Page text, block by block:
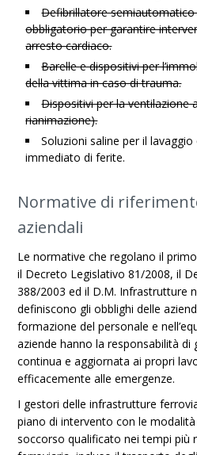
Defibrillatore semiautomatico
obbligatorio per garantire
arresto cardiaco.
Barelle e dispositivi per
della vittima in caso di trauma.
Dispositivi per la ventilazione
rianimazione).
Soluzioni saline per il
immediato di ferite.
Normative di
aziendali
Le normative che regolano il
il Decreto Legislativo 81/2008, il
388/2003 ed il D.M. Infrastrutture
definiscono gli obblighi delle
formazione del personale e
aziende hanno la responsabilità
continua e aggiornata ai propri
efficacemente alle emergenze.
I gestori delle infrastrutture
piano di intervento con le
soccorso qualificato nei tempi più